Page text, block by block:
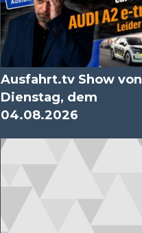
Ausfahrt.tv Show von
Dienstag, dem
04.08.2026